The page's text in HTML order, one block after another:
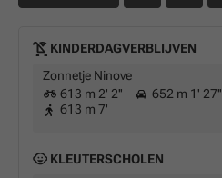
KINDERDAGVERBLIJVEN
Zonnetje Ninove
613 m 2' 2''
652 m 1' 27''
613 m 7'
KLEUTERSCHOLEN